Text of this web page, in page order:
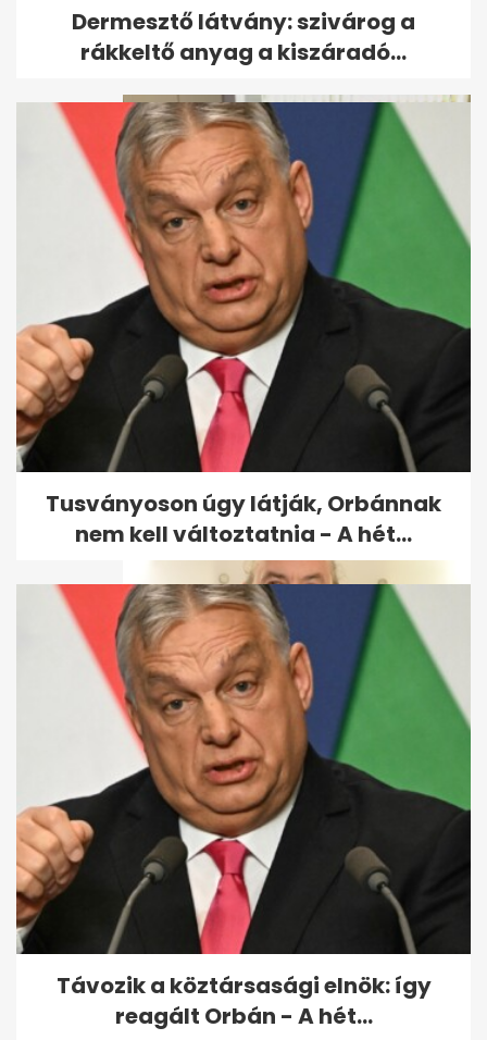
Gabitól
Révész Sándor sztrókot
kapott, kórházba került
Zsidró Tamás munkát és
szállást kínál kárpátaljai...
Dermesztő látvány: szivárog a
rákkeltő anyag a kiszáradó...
Tusványoson úgy látják, Orbánnak
nem kell változtatnia - A hét...
Távozik a köztársasági elnök: így
reagált Orbán - A hét...